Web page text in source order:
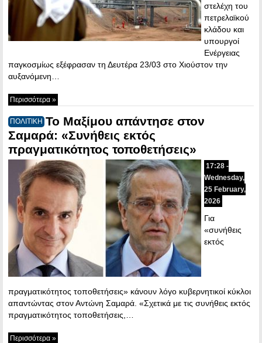
στελέχη του
πετρελαϊκού
κλάδου και
υπουργοί
Ενέργειας
παγκοσμίως εξέφρασαν τη Δευτέρα 23/03 στο Χιούστον την
αυξανόμενη…
Περισσότερα »
ΠΟΛΙΤΙΚΗ Το Μαξίμου απάντησε στον
Σαμαρά: «Συνήθεις εκτός
πραγματικότητος τοποθετήσεις»
17:28 -
Wednesday,
25 February,
2026
Για
«συνήθεις
εκτός
πραγματικότητος τοποθετήσεις» κάνουν λόγο κυβερνητικοί κύκλοι
απαντώντας στον Αντώνη Σαμαρά. «Σχετικά με τις συνήθεις εκτός
πραγματικότητος τοποθετήσεις,…
Περισσότερα »